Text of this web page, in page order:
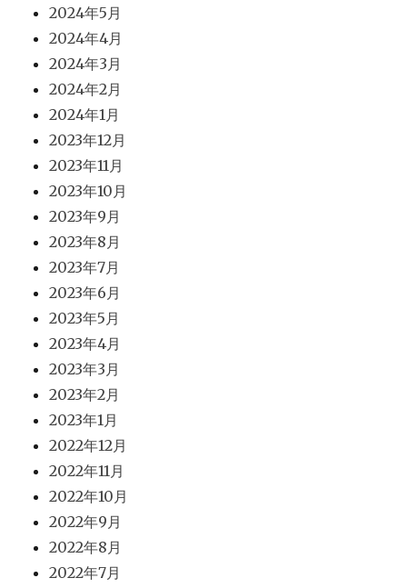
2024年5月
2024年4月
2024年3月
2024年2月
2024年1月
2023年12月
2023年11月
2023年10月
2023年9月
2023年8月
2023年7月
2023年6月
2023年5月
2023年4月
2023年3月
2023年2月
2023年1月
2022年12月
2022年11月
2022年10月
2022年9月
2022年8月
2022年7月